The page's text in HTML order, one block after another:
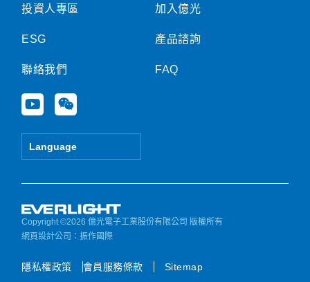
投資人專區
ESG
聯絡我們
Y
o
u
e
W
e
i
Language
加入億光
產品諮詢
FAQ
Copyright ©2026 億光電子工業股份有限公司 版權所有
網頁設計公司 ：振作國際
隱私權政策 會員服務條款 Sitemap